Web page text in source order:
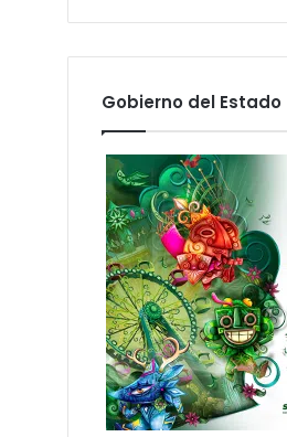
Gobierno del Estado